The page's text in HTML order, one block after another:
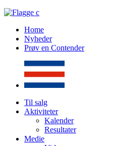
Home
Nyheder
Prøv en Contender
Til salg
Aktiviteter
Kalender
Resultater
Medie